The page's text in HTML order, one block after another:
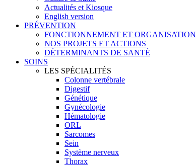
Actualités et Kiosque
English version
PRÉVENTION
FONCTIONNEMENT ET ORGANISATION
NOS PROJETS ET ACTIONS
DÉTERMINANTS DE SANTÉ
SOINS
LES SPÉCIALITÉS
Colonne vertébrale
Digestif
Génétique
Gynécologie
Hématologie
ORL
Sarcomes
Sein
Système nerveux
Thorax